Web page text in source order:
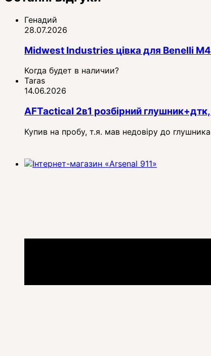
Генадий
28.07.2026
Midwest Industries цівка для Benelli
Когда будет в наличии?
Taras
14.06.2026
AFTactical 2в1 розбірний
Купив на пробу, т.я. мав недовіру до